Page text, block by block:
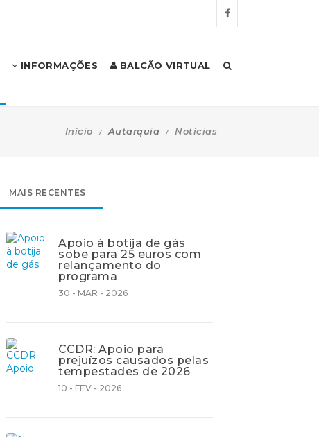
INFORMAÇÕES BALCÃO VIRTUAL
Início Autarquia Notícias
MAIS RECENTES
Apoio à botija de gás
sobe para 25 euros com
relançamento do
programa
30 - MAR - 2026
CCDR: Apoio para
prejuízos causados pelas
tempestades de 2026
10 - FEV - 2026